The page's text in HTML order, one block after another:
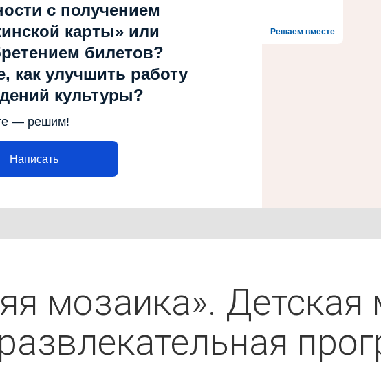
Решаем вместе
с получением
карты» или
билетов?
как улучшить работу
культуры?
— решим!
Написать
мозаика».
развлекательная